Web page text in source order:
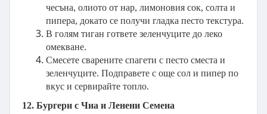
чесъна, олиото от нар, лимоновия сок, солта и
пипера, докато се получи гладка песто текстура.
В голям тиган гответе зеленчуците до леко
омекване.
Смесете сварените спагети с песто сместа и
зеленчуците. Подправете с още сол и пипер по
вкус и сервирайте топло.
12. Бургери с Чиа и Ленени Семена